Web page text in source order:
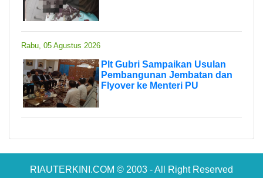
Rabu, 05 Agustus 2026
Plt Gubri Sampaikan Usulan
Pembangunan Jembatan dan
Flyover ke Menteri PU
RIAUTERKINI.COM © 2003 - All Right Reserved